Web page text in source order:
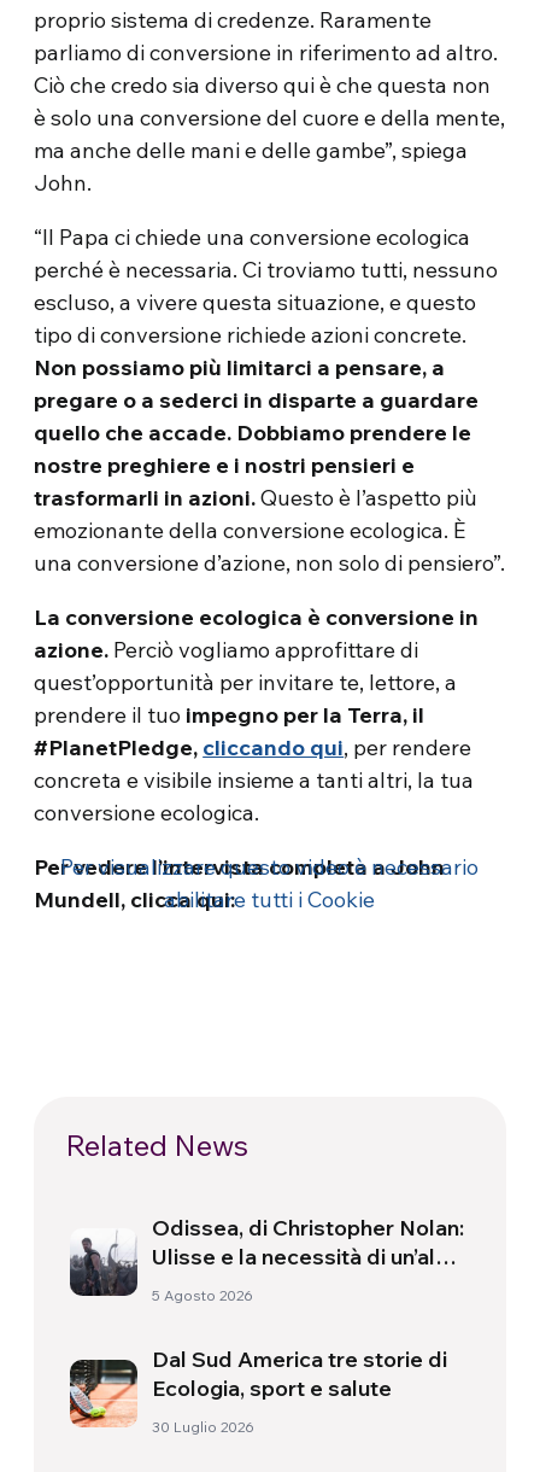
proprio sistema di credenze. Raramente
parliamo di conversione in riferimento ad altro.
Ciò che credo sia diverso qui è che questa non
è solo una conversione del cuore e della mente,
ma anche delle mani e delle gambe”, spiega
John.
“Il Papa ci chiede una conversione ecologica
perché è necessaria. Ci troviamo tutti, nessuno
escluso, a vivere questa situazione, e questo
tipo di conversione richiede azioni concrete.
Non possiamo più limitarci a pensare, a
pregare o a sederci in disparte a guardare
quello che accade. Dobbiamo prendere le
nostre preghiere e i nostri pensieri e
trasformarli in azioni.Questo è l’aspetto più
emozionante della conversione ecologica. È
una conversione d’azione, non solo di pensiero”.
La conversione ecologica è conversione in
azione. Perciò vogliamo approfittare di
quest’opportunità per invitare te, lettore, a
prendere il tuo impegno per la Terra, il
#PlanetPledge, cliccando qui, per rendere
concreta e visibile insieme a tanti altri, la tua
conversione ecologica.
Per vedere l’intervista completa a John
Mundell, clicca qui:
Per visualizzare questo video è necessario
abilitare tutti i Cookie
Related News
Odissea, di Christopher Nolan:
Ulisse e la necessità di un’alba
nuova
5 Agosto 2026
Dal Sud America tre storie di
Ecologia, sport e salute
30 Luglio 2026